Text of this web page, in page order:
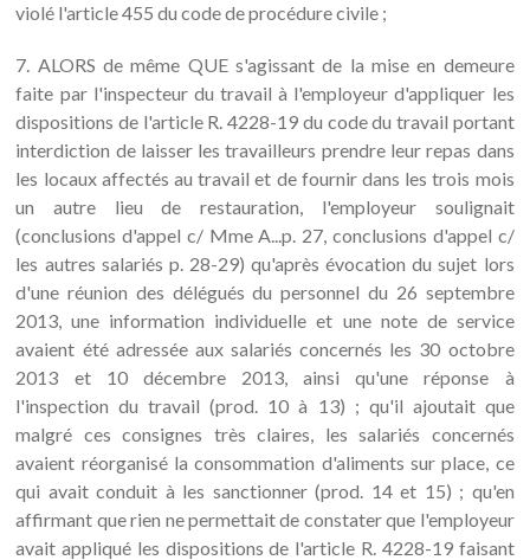
violé l'article 455 du code de procédure civile ;
7. ALORS de même QUE s'agissant de la mise en demeure
faite par l'inspecteur du travail à l'employeur d'appliquer les
dispositions de l'article R. 4228-19 du code du travail portant
interdiction de laisser les travailleurs prendre leur repas dans
les locaux affectés au travail et de fournir dans les trois mois
un autre lieu de restauration, l'employeur soulignait
(conclusions d'appel c/ Mme A...p. 27, conclusions d'appel c/
les autres salariés p. 28-29) qu'après évocation du sujet lors
d'une réunion des délégués du personnel du 26 septembre
2013, une information individuelle et une note de service
avaient été adressée aux salariés concernés les 30 octobre
2013 et 10 décembre 2013, ainsi qu'une réponse à
l'inspection du travail (prod. 10 à 13) ; qu'il ajoutait que
malgré ces consignes très claires, les salariés concernés
avaient réorganisé la consommation d'aliments sur place, ce
qui avait conduit à les sanctionner (prod. 14 et 15) ; qu'en
affirmant que rien ne permettait de constater que l'employeur
avait appliqué les dispositions de l'article R. 4228-19 faisant